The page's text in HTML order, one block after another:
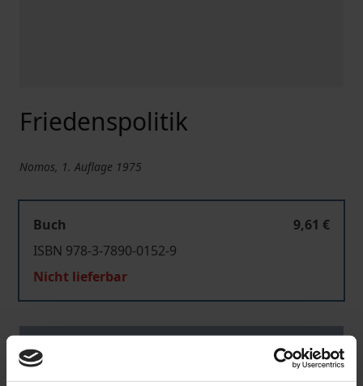
Friedenspolitik
Nomos, 1. Auflage 1975
Buch
9,61 €
ISBN 978-3-7890-0152-9
Nicht lieferbar
Zur Wunschliste hinzufügen